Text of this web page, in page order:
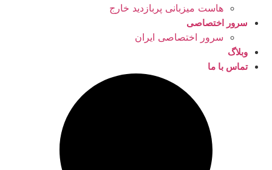
هاست میزبانی پربازدید خارج
سرور اختصاصی
سرور اختصاصی ایران
وبلاگ
تماس با ما